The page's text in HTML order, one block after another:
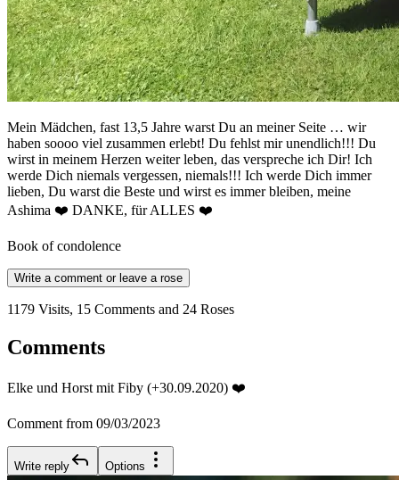
Mein Mädchen, fast 13,5 Jahre warst Du an meiner Seite … wir
haben soooo viel zusammen erlebt! Du fehlst mir unendlich!!! Du
wirst in meinem Herzen weiter leben, das verspreche ich Dir! Ich
werde Dich niemals vergessen, niemals!!! Ich werde Dich immer
lieben, Du warst die Beste und wirst es immer bleiben, meine
Ashima ❤️ DANKE, für ALLES ❤️
Book of condolence
Write a comment or leave a rose
1179 Visits, 15 Comments and 24 Roses
Comments
Elke und Horst mit Fiby (+30.09.2020) ❤️
Comment from 09/03/2023
Write reply Options